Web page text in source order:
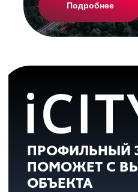
Подробнее
ПРОФИЛЬНЫЙ
ПОМОЖЕТ С
ОБЪЕКТА